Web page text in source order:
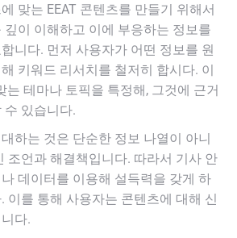
맞는 EEAT 콘텐츠를 만들기 위해서
깊이 이해하고 이에 부응하는 정보를
니다. 먼저 사용자가 어떤 정보를 원
키워드 리서치를 철저히 합시다. 이
는 테마나 토픽을 특정해, 그것에 근거
수 있습니다.
하는 것은 단순한 정보 나열이 아니
조언과 해결책입니다. 따라서 기사 안
데이터를 이용해 설득력을 갖게 하
이를 통해 사용자는 콘텐츠에 대해 신
다.